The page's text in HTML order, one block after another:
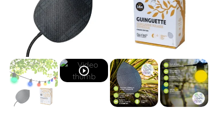
play_circle_outline